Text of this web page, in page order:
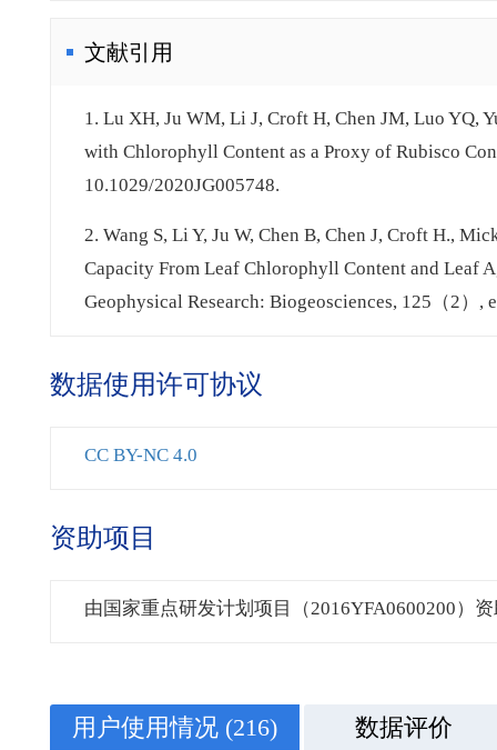
文献引用
1. Lu XH, Ju WM, Li J, Croft H, Chen JM, Luo YQ,
with Chlorophyll Content as a Proxy of Rubisco
10.1029/2020JG005748.
2. Wang S, Li Y, Ju W, Chen B, Chen J, Croft H.,
Capacity From Leaf Chlorophyll Content and Leaf
Geophysical Research: Biogeosciences, 125（2）
数据使用许可协议
CC BY-NC 4.0
资助项目
由国家重点研发计划项目（2016YFA0600200）
用户使用情况 (216) 数据评价